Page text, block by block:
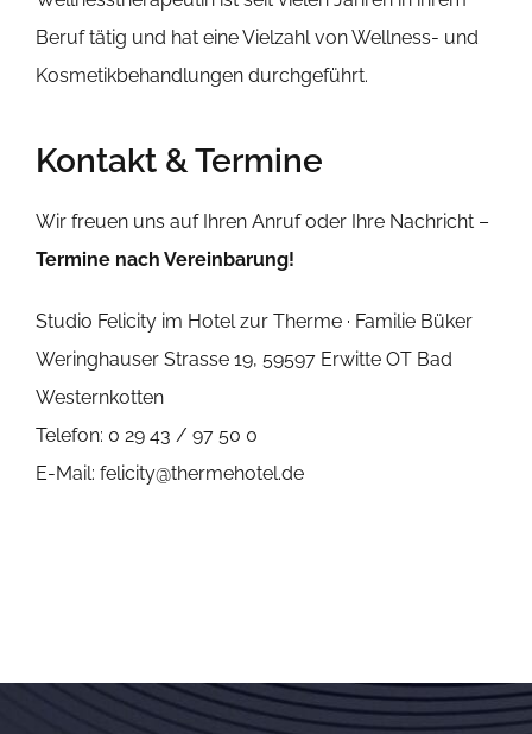
Beruf tätig und hat eine Vielzahl von Wellness- und
Kosmetikbehandlungen durchgeführt.
Kontakt & Termine
Wir freuen uns auf Ihren Anruf oder Ihre Nachricht –
Termine nach Vereinbarung!
Studio Felicity im Hotel zur Therme · Familie Büker
Weringhauser Strasse 19, 59597 Erwitte OT Bad
Westernkotten
Telefon: 0 29 43 / 97 50 0
E-Mail: felicity@thermehotel.de